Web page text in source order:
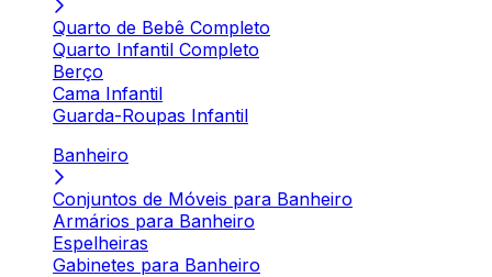
Quarto de Bebê Completo
Quarto Infantil Completo
Berço
Cama Infantil
Guarda-Roupas Infantil
Banheiro
Conjuntos de Móveis para Banheiro
Armários para Banheiro
Espelheiras
Gabinetes para Banheiro